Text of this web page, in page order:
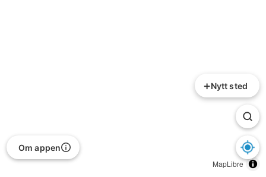
MapLibre
+Nytt sted
Om appen